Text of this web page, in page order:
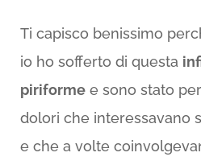
Ti capisco benissimo
io ho sofferto di questa
piriformee sono stato
dolori che interessavano
e che a volte